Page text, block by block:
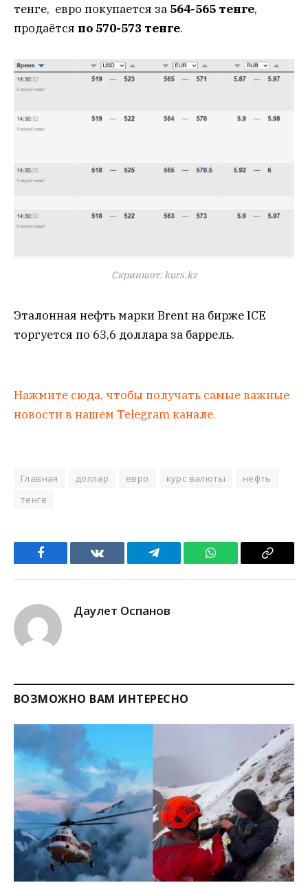
тенге, евро покупается за 564-565 тенге,
продаётся по 570-573 тенге.
Скриншот: kurs.kz
Эталонная нефть марки Brent на бирже ICE
торгуется по 63,6 доллара за баррель.
Нажмите сюда, чтобы получать самые важные
новости в нашем Telegram канале.
Главная доллар евро курс валюты
нефть
тенге
Facebook VKontakteTelegram WhatsApp Copy
Даулет Оспанов
ВОЗМОЖНО ВАМ ИНТЕРЕСНО